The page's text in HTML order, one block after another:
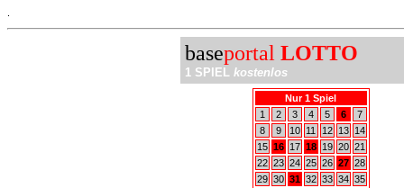
baseportal LOTTO
1 SPIEL kostenlos
Nur 1 Spiel
1
2 3 4 5 6
7
8
9 10 11 12 13
14
15 16 17 18 19 20 21
22 23 24 25 26 27 28
29 30 31 32 33 34 35